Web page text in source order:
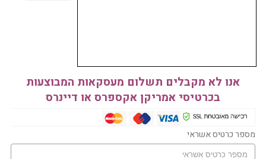
אנו לא מקבלים תשלום מעסקאות המבוצעות
בכרטיסי אמריקן אקספרס או דיינרס
מספר כרטיס אשראי